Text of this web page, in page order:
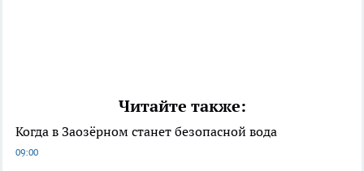
Читайте также:
Когда в Заозёрном станет безопасной вода
09:00